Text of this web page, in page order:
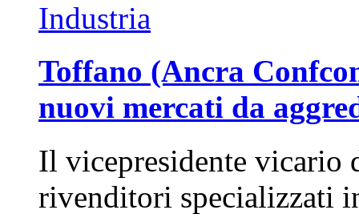
Industria
Toffano (Ancra
nuovi mercati da
Il vicepresidente vicario
rivenditori specializzati